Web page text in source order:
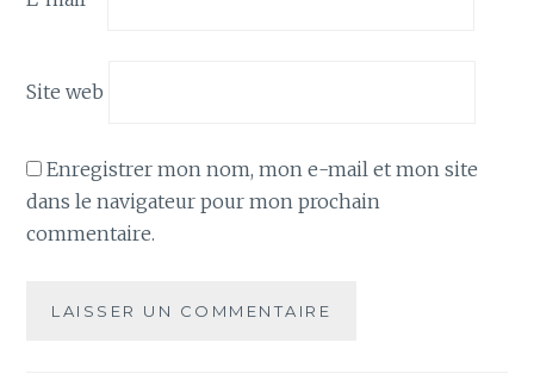
Site web
Enregistrer mon nom, mon e-mail et mon site
dans le navigateur pour mon prochain
commentaire.